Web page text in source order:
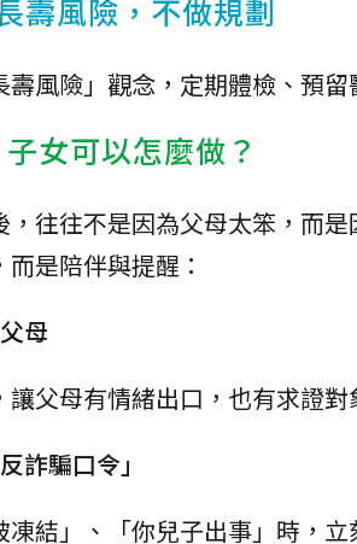
壽風險，不做規劃
壽風險」觀念，定期體檢、預
女可以怎麼做？
，往往不是因為父母太笨，而
是陪伴與提醒：
母
父母有情緒出口，也有求證對
詐騙口令」
結」、「你兒子出事」時，